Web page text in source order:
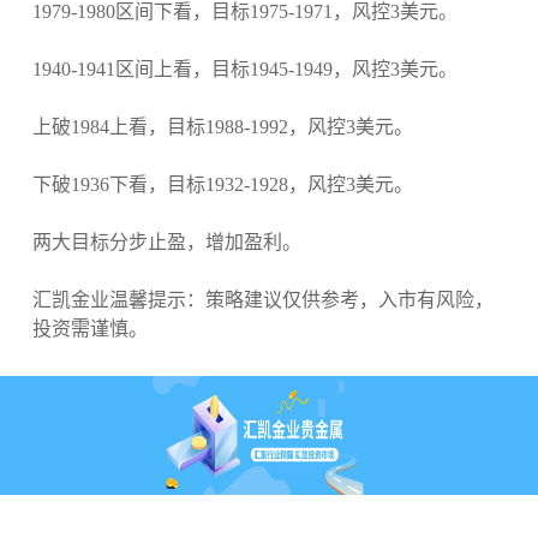
1979-1980区间下看，目标1975-1971，风控3美元。
1940-1941区间上看，目标1945-1949，风控3美元。
上破1984上看，目标1988-1992，风控3美元。
下破1936下看，目标1932-1928，风控3美元。
两大目标分步止盈，增加盈利。
汇凯金业温馨提示：策略建议仅供参考，入市有风险，
投资需谨慎。